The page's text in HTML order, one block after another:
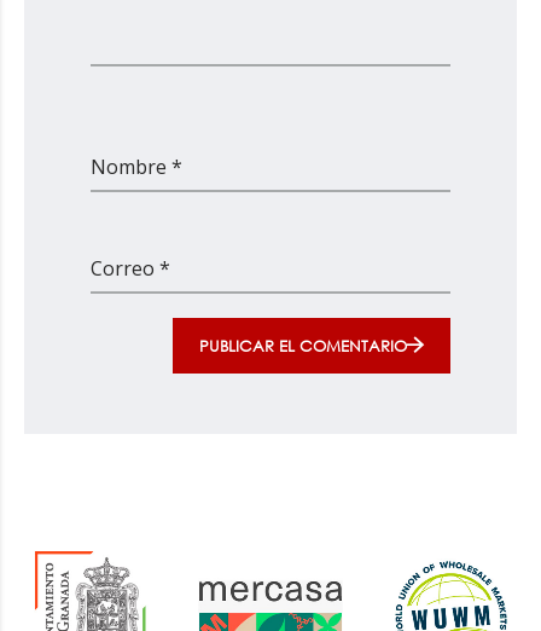
Nombre *
Correo *
PUBLICAR EL COMENTARIO